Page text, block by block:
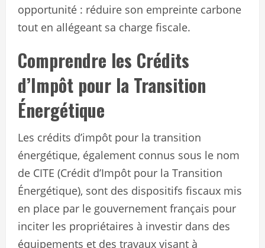
opportunité : réduire son empreinte carbone
tout en allégeant sa charge fiscale.
Comprendre les Crédits
d’Impôt pour la Transition
Énergétique
Les crédits d’impôt pour la transition
énergétique, également connus sous le nom
de CITE (Crédit d’Impôt pour la Transition
Énergétique), sont des dispositifs fiscaux mis
en place par le gouvernement français pour
inciter les propriétaires à investir dans des
équipements et des travaux visant à